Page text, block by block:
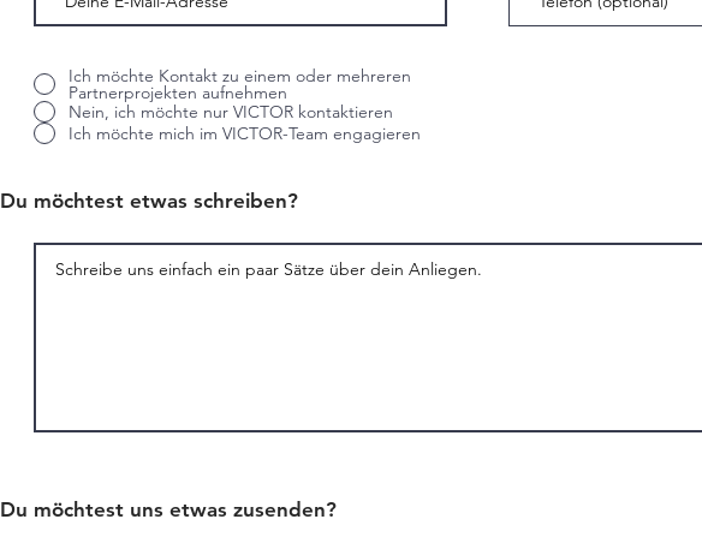
Ich möchte Kontakt zu einem oder mehreren
Partnerprojekten aufnehmen
Nein, ich möchte nur VICTOR kontaktieren
Ich möchte mich im VICTOR-Team engagieren
Du möchtest etwas schreiben?
Du möchtest uns etwas zusenden?